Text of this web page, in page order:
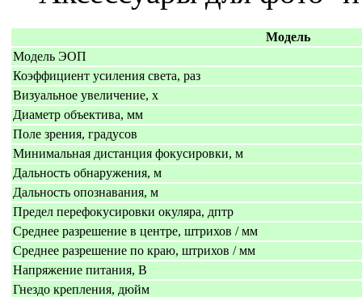
Модель
Модель ЭОП
Коэффициент усиления света, раз
Визуальное увеличение, х
Диаметр объектива, мм
Поле зрения, градусов
Минимальная дистанция фокусировки, м
Дальность обнаружения, м
Дальность опознавания, м
Предел перефокусировки окуляра, дптр
Среднее разрешение в центре, штрихов / мм
Среднее разрешение по краю, штрихов / мм
Напряжение питания, В
Гнездо крепления, дюйм